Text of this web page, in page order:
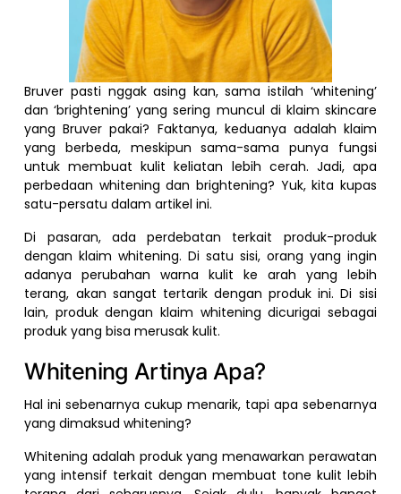
Bruver pasti nggak asing kan, sama istilah ‘whitening’
dan ‘brightening’ yang sering muncul di klaim skincare
yang Bruver pakai? Faktanya, keduanya adalah klaim
yang berbeda, meskipun sama-sama punya fungsi
untuk membuat kulit keliatan lebih cerah. Jadi, apa
perbedaan whitening dan brightening? Yuk, kita kupas
satu-persatu dalam artikel ini.
Di pasaran, ada perdebatan terkait produk-produk
dengan klaim whitening. Di satu sisi, orang yang ingin
adanya perubahan warna kulit ke arah yang lebih
terang, akan sangat tertarik dengan produk ini. Di sisi
lain, produk dengan klaim whitening dicurigai sebagai
produk yang bisa merusak kulit.
Whitening Artinya Apa?
Hal ini sebenarnya cukup menarik, tapi apa sebenarnya
yang dimaksud whitening?
Whitening adalah produk yang menawarkan perawatan
yang intensif terkait dengan membuat tone kulit lebih